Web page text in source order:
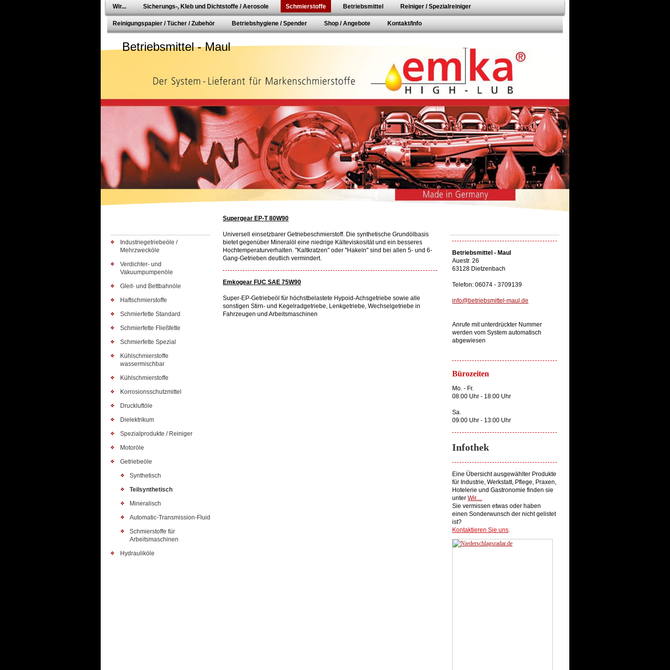
Wir... Sicherungs-, Kleb und Dichtstoffe / Aerosole Schmierstoffe Betriebsmittel Reiniger / Spezialreiniger
Reinigungspapier / Tücher / Zubehör Betriebshygiene / Spender Shop / Angebote Kontakt/Info
Betriebsmittel - Maul
Industriegetriebeöle /
Mehrzwecköle
Verdichter- und
Vakuumpumpenöle
Gleit- und Bettbahnöle
Haftschmierstoffe
Schmierfette Standard
Schmierfette Fließfette
Schmierfette Spezial
Kühlschmierstoffe
wassermischbar
Kühlschmierstoffe
Korrosionsschutzmittel
Druckluftöle
Dielektrikum
Spezialprodukte / Reiniger
Motoröle
Getriebeöle
Synthetisch
Teilsynthetisch
Mineralisch
Automatic-Transmission-Fluid
Schmierstoffe für
Arbeitsmaschinen
Hydrauliköle
Supergear EP-T 80W90
Universell einsetzbarer Getriebeschmierstoff. Die synthetische Grundölbasis
bietet gegenüber Mineralöl eine niedrige Kälteviskosität und ein besseres
Hochtemperaturverhalten. "Kaltkratzen" oder "Hakeln" sind bei allen 5- und 6-
Gang-Getrieben deutlich vermindert.
Emkogear FUC SAE 75W90
Super-EP-Getriebeöl für höchstbelastete Hypoid-Achsgetriebe sowie alle
sonstigen Stirn- und Kegelradgetriebe, Lenkgetriebe, Wechselgetriebe in
Fahrzeugen und Arbeitsmaschinen
Betriebsmittel - Maul
Auestr. 26
63128 Dietzenbach
Telefon: 06074 - 3709139
info@betriebsmittel-maul.de
Anrufe mit unterdrückter Nummer
werden vom System automatisch
abgewiesen
Bürozeiten
Mo. - Fr.
08:00 Uhr - 18:00 Uhr
Sa.
09:00 Uhr - 13:00 Uhr
Infothek
Eine Übersicht ausgewählter Produkte
für Industrie, Werkstatt, Pflege, Praxen,
Hotelerie und Gastronomie finden sie
unter Wir....
Sie vermissen etwas oder haben
einen Sonderwunsch der nicht gelistet
ist?
Kontaktieren Sie uns.